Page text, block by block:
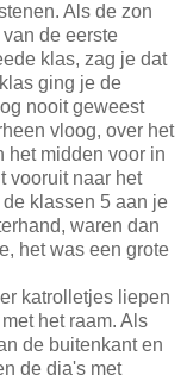
Als de zon
de eerste
klas, zag je dat
ging je de
nooit geweest
vloog, over het
het midden voor in
vooruit naar het
klassen 5 aan je
waren dan
het was een grote
katrolletjes liepen
het raam. Als
de buitenkant en
de dia's met